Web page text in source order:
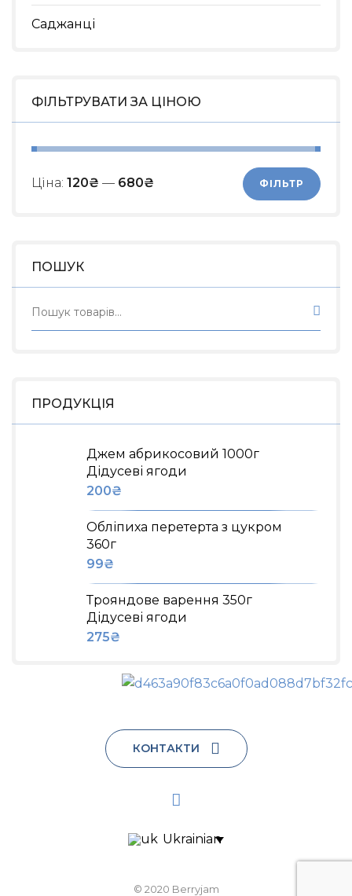
Саджанці
ФІЛЬТРУВАТИ ЗА ЦІНОЮ
ФІЛЬТР
Ціна: 120₴ — 680₴
ПОШУК
ПРОДУКЦІЯ
Джем абрикосовий 1000г
Дідусеві ягоди
200₴
Обліпиха перетерта з цукром
360г
99₴
Трояндове варення 350г
Дідусеві ягоди
275₴
КОНТАКТИ
Ukrainian
© 2020 Berryjam